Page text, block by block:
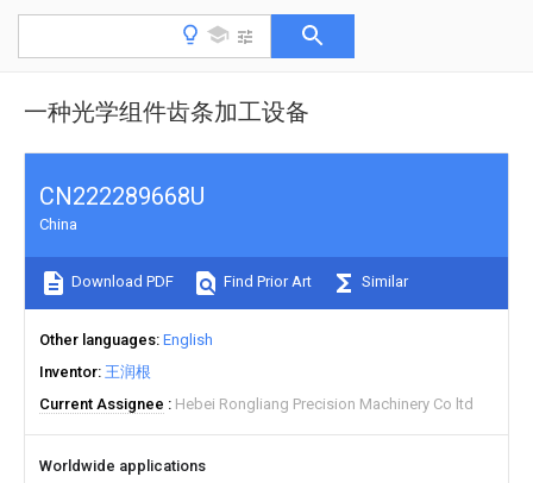
一种光学组件齿条加工设备
CN222289668U
China
Download PDF Find Prior Art Similar
Other languages English
Inventor 王润根
Current Assignee
Hebei Rongliang Precision Machinery Co ltd
Worldwide applications